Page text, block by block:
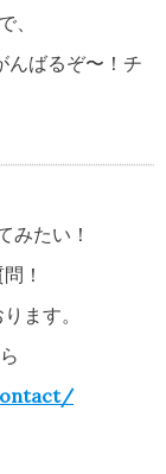
、
んばるぞ〜！チ
みたい！
！
ます。